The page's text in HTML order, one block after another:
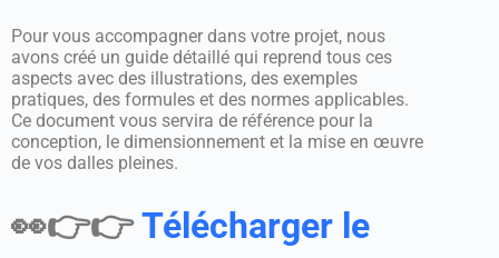
Pour vous accompagner dans votre projet, nous
avons créé un guide détaillé qui reprend tous ces
aspects avec des illustrations, des exemples
pratiques, des formules et des normes applicables.
Ce document vous servira de référence pour la
conception, le dimensionnement et la mise en œuvre
de vos dalles pleines.
👀👉👉Télécharger le